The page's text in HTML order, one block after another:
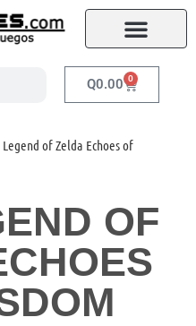
Q0.00 0
Legend of Zelda Echoes of
OF